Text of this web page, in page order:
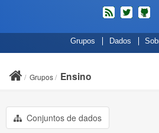
feed twitter
fonte
de
Grupos Dados
Grupos Ensino
Conjuntos de dados